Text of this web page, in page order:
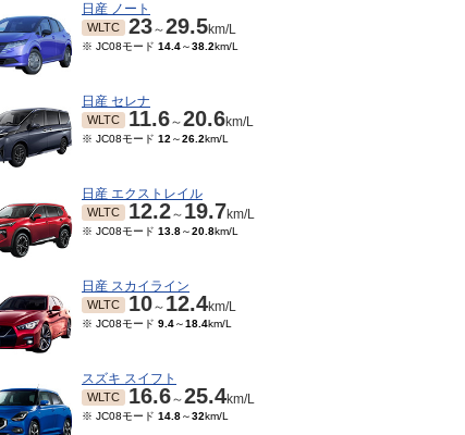
JC08 13.2 ～ 17.4
日産 ノート
WLTC 23～29.5km/L
※ JC08モード 14.4～38.2km/L
日産 セレナ
WLTC 11.6～20.6km/L
※ JC08モード 12 ～26.2km/L
日産 エクストレイル
WLTC 12.2～ 19.7km/L
※ JC08モード 13.8～20.8km/L
日産 スカイライン
WLTC 10～ 12.4km/L
※ JC08モード 9.4～18.4km/L
スズキ スイフト
WLTC 16.6～25.4km/L
※ JC08モード 14.8～32km/L